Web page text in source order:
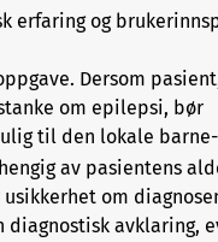
erfaring og
Dersom
om epilepsi, bør
til den lokale
av pasientens
om
avklaring,